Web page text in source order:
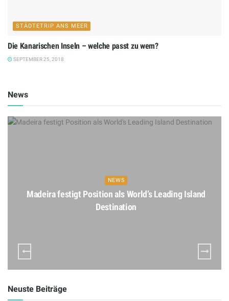
STÄDTETRIP ANS MEER
Die Kanarischen Inseln – welche passt zu wem?
SEPTEMBER 25, 2018
News
NEWS
Madeira festigt Position als World’s Leading Island
Destination
Neuste Beiträge